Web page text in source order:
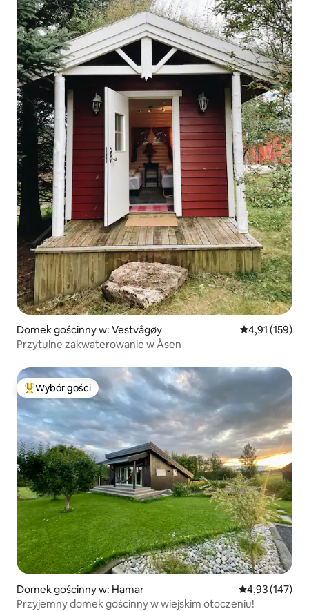
Domek gościnny w: Vestvågøy Średnia
4,91 (159)
Przytulne zakwaterowanie w Åsen
Najpopularniejsze z kategorii Wybór gości
Wybór gości
Domek gościnny w: Hamar Średnia
4,93 (147)
Przyjemny domek gościnny w wiejskim otoczeniu!